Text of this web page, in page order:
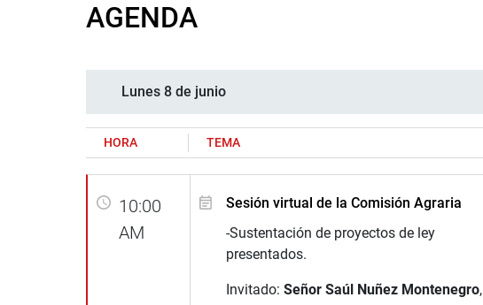
AGENDA
Lunes 8 de junio
HORA TEMA
10:00
AM
Sesión virtual de la Comisión Agraria
-Sustentación de proyectos de ley
presentados.
Invitado: Señor Saúl Nuñez Montenegro,